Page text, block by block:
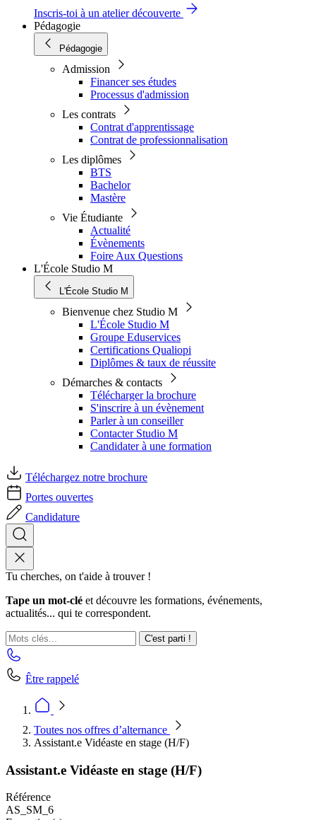
Inscris-toi à un atelier découverte
Pédagogie
Pédagogie
Admission
Financer ses études
Processus d'admission
Les contrats
Contrat d'apprentissage
Contrat de professionnalisation
Les diplômes
BTS
Bachelor
Mastère
Vie Étudiante
Actualité
Évènements
Foire Aux Questions
L'École Studio M
L'École Studio M
Bienvenue chez Studio M
L'École Studio M
Groupe Eduservices
Certifications Qualiopi
Diplômes & taux de réussite
Démarches & contacts
Télécharger la brochure
S'inscrire à un évènement
Parler à un conseiller
Contacter Studio M
Candidater à une formation
Téléchargez notre brochure
Portes ouvertes
Candidature
Tu cherches, on t'aide à trouver !
Tape un mot-clé et découvre les formations, événements,
actualités... qui te correspondent.
C'est parti !
Être rappelé
Toutes nos offres d’alternance
Assistant.e Vidéaste en stage (H/F)
Assistant.e Vidéaste en stage (H/F)
Référence
AS_SM_6